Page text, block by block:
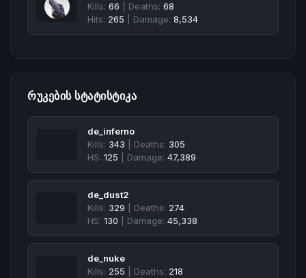
Kills: 66 | Deaths: 68
Hits: 265 | Damage: 8,534
ᲠᲣᲙᲔᲑᲘᲡ ᲡᲢᲐᲢᲘᲡᲢᲘᲙᲐ
de_inferno
Kills: 343 | Deaths: 305
HS: 125 | Damage: 47,389
de_dust2
Kills: 329 | Deaths: 274
HS: 130 | Damage: 45,338
de_nuke
Kills: 255 | Deaths: 218